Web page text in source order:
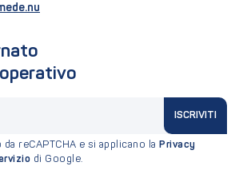
ISCRIVITI
reCAPTCHA e si applicano la Privacy
di Google.